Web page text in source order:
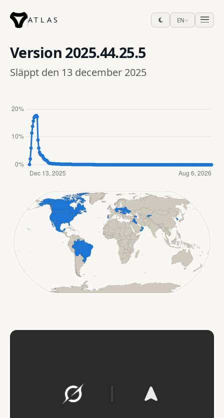
ATLAS EN
Version 2025.44.25.5
Släppt den 13 december 2025